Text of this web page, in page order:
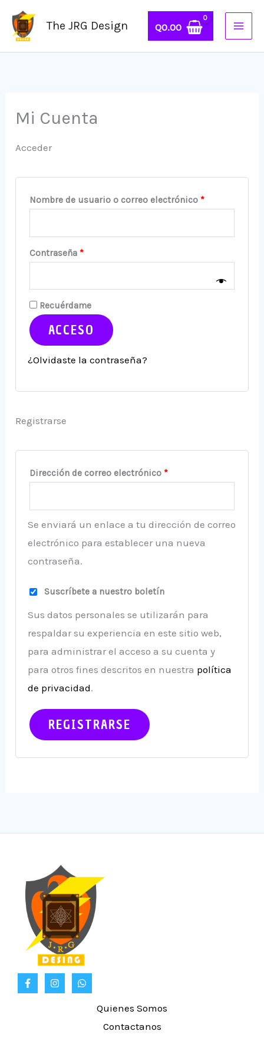
contenido
The JRG Design Q0.00
Mi Cuenta
Acceder
Nombre de usuario o correo electrónico *
Contraseña *
Recuérdame
ACCESO
¿Olvidaste la contraseña?
Registrarse
Dirección de correo electrónico *
Se enviará un enlace a tu dirección de correo
electrónico para establecer una nueva
contraseña.
Suscríbete a nuestro boletín
Sus datos personales se utilizarán para
respaldar su experiencia en este sitio web,
para administrar el acceso a su cuenta y
para otros fines descritos en nuestra política
de privacidad.
REGISTRARSE
Quienes Somos
Contactanos